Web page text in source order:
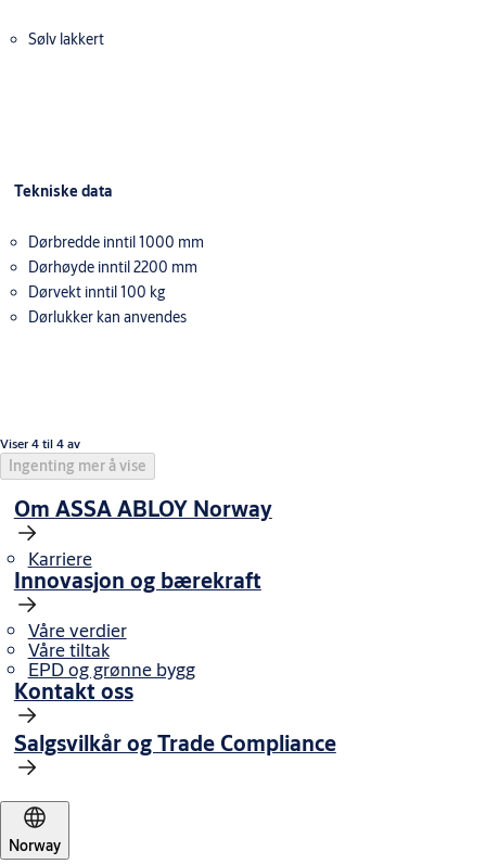
Sølv lakkert
Tekniske data
Dørbredde inntil 1000 mm
Dørhøyde inntil 2200 mm
Dørvekt inntil 100 kg
Dørlukker kan anvendes
Viser 4 til 4 av
Ingenting mer å vise
Om ASSA ABLOY Norway
Karriere
Innovasjon og bærekraft
Våre verdier
Våre tiltak
EPD og grønne bygg
Kontakt oss
Salgsvilkår og Trade Compliance
Norway